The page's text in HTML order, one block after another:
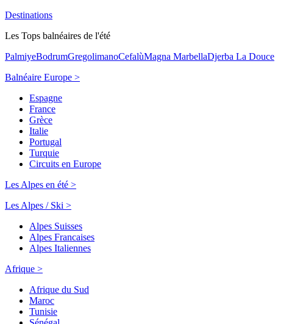
Destinations
Les Tops balnéaires de l'été
PalmiyeBodrumGregolimanoCefalùMagna MarbellaDjerba La Douce
Balnéaire Europe >
Espagne
France
Grèce
Italie
Portugal
Turquie
Circuits en Europe
Les Alpes en été >
Les Alpes / Ski >
Alpes Suisses
Alpes Francaises
Alpes Italiennes
Afrique >
Afrique du Sud
Maroc
Tunisie